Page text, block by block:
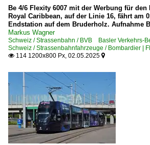
Be 4/6 Flexity 6007 mit der Werbung für
Royal Caribbean, auf der Linie 16, fährt am
Endstation auf dem Bruderholz. Aufnahme
Markus Wagner
Schweiz / Strassenbahn / BVB Basler Verkehrs-
Schweiz / Strassenbahnfahrzeuge / Bombardier |
 114 1200x800 Px, 02.05.2025 